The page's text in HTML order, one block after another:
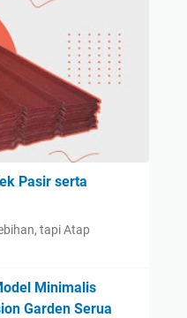
Pasir serta
tapi Atap
Minimalis
Garden Serua